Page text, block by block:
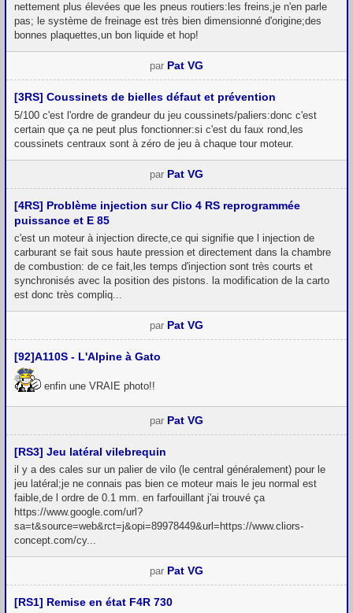
nettement plus élevées que les pneus routiers:les freins,je n'en parle
pas; le système de freinage est très bien dimensionné d'origine;des
bonnes plaquettes,un bon liquide et hop!
par Pat VG
[3RS] Coussinets de bielles défaut et prévention
5/100 c'est l'ordre de grandeur du jeu coussinets/paliers:donc c'est
certain que ça ne peut plus fonctionner:si c'est du faux rond,les
coussinets centraux sont à zéro de jeu à chaque tour moteur.
par Pat VG
[4RS] Problème injection sur Clio 4 RS reprogrammée
puissance et E 85
c'est un moteur à injection directe,ce qui signifie que l injection de
carburant se fait sous haute pression et directement dans la chambre
de combustion: de ce fait,les temps d'injection sont très courts et
synchronisés avec la position des pistons. la modification de la carto
est donc très compliq...
par Pat VG
[92]A110S - L'Alpine à Gato
enfin une VRAIE photo!!
par Pat VG
[RS3] Jeu latéral vilebrequin
il y a des cales sur un palier de vilo (le central généralement) pour le
jeu latéral;je ne connais pas bien ce moteur mais le jeu normal est
faible,de l ordre de 0.1 mm. en farfouillant j'ai trouvé ça
https://www.google.com/url?
sa=t&source=web&rct=j&opi=89978449&url=https://www.cliors-
concept.com/cy...
par Pat VG
[RS1] Remise en état F4R 730